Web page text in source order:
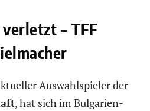
– TFF
Auswahlspieler der
, hat sich im Bulgarien-